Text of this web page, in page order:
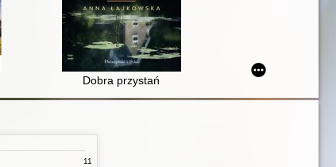
Dobra przystań
11